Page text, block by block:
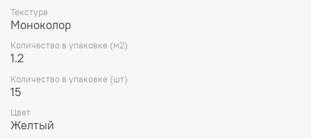
Текстура
Моноколор
Количество в упаковке (м2)
1.2
Количество в упаковке (шт)
15
Цвет
Желтый